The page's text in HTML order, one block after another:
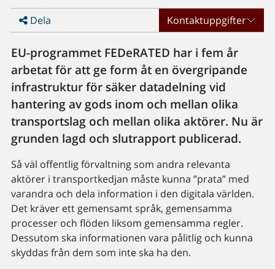
Dela Kontaktuppgifter
EU-programmet FEDeRATED har i fem år
arbetat för att ge form åt en övergripande
infrastruktur för säker datadelning vid
hantering av gods inom och mellan olika
transportslag och mellan olika aktörer. Nu är
grunden lagd och slutrapport publicerad.
Så väl offentlig förvaltning som andra relevanta
aktörer i transportkedjan måste kunna ”prata” med
varandra och dela information i den digitala världen.
Det kräver ett gemensamt språk, gemensamma
processer och flöden liksom gemensamma regler.
Dessutom ska informationen vara pålitlig och kunna
skyddas från dem som inte ska ha den.